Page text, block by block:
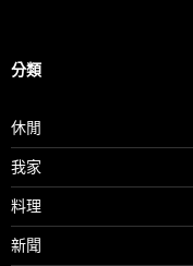
分類
休閒
我家
料理
新聞